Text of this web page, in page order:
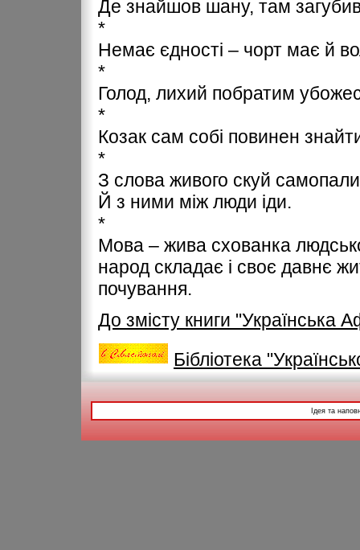
Де знайшов шану, там загубив
*
Немає єдності – чорт має й
*
Голод, лихий побратим
*
Козак сам собі повинен
*
З слова живого скуй самопали
Й з ними між люди іди.
*
Мова – жива схованка
народ складає і своє давнє
почування.
До змісту книги "Українська
Бібліотека
Ідея та